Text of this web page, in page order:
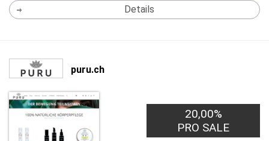
Details
puru.ch
20,00%
PRO SALE